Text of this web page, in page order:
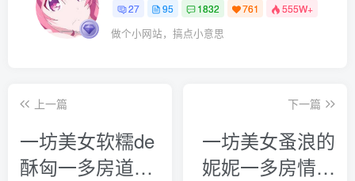
27 95 1832 761 555W+
做个小网站，搞点小意思
上一篇
一坊美女软糯de
酥匈一多房道俱
下一篇
一坊美女蚤浪的
妮妮一多房情侣